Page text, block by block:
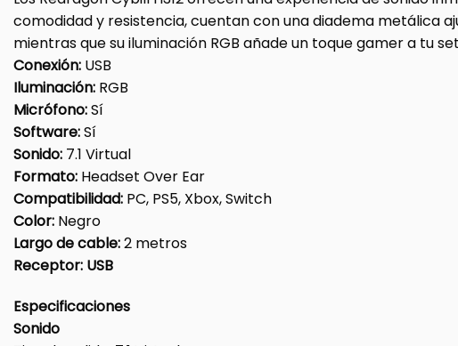
comodidad y resistencia, cuentan con una diadema metálica
mientras que su iluminación RGB añade un toque gamer a tu
Conexión: USB
Iluminación: RGB
Micrófono:Sí
Software:Sí
Sonido: 7.1 Virtual
Formato: Headset Over Ear
Compatibilidad: PC, PS5, Xbox, Switch
Color: Negro
Largo de cable:2 metros
Receptor: USB
Especificaciones
Sonido